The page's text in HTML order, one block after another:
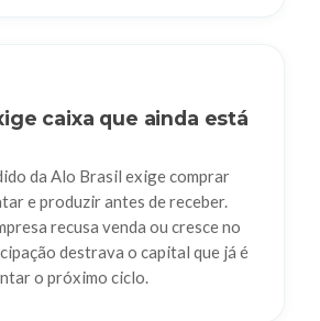
caixa que ainda está
da Alo Brasil exige comprar
e produzir antes de receber.
recusa venda ou cresce no
destrava o capital que já é
o próximo ciclo.